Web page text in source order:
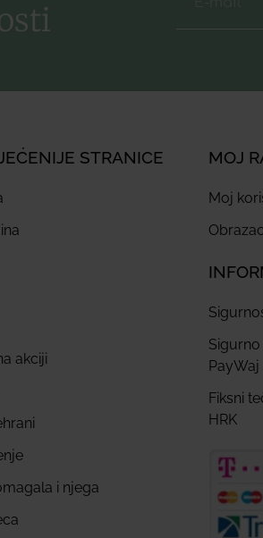
STRANICE
akciji
i njega
MOJ
Moj
PayWaj
Fiksni
HRK